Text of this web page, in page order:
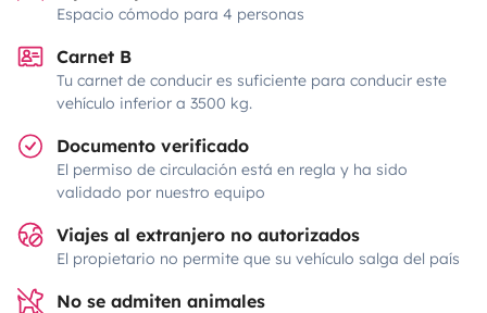
Espacio cómodo para 4 personas
Carnet B
Tu carnet de conducir es suficiente para conducir este
vehículo inferior a 3500 kg.
Documento verificado
El permiso de circulación está en regla y ha sido
validado por nuestro equipo
Viajes al extranjero no autorizados
El propietario no permite que su vehículo salga del país
No se admiten animales